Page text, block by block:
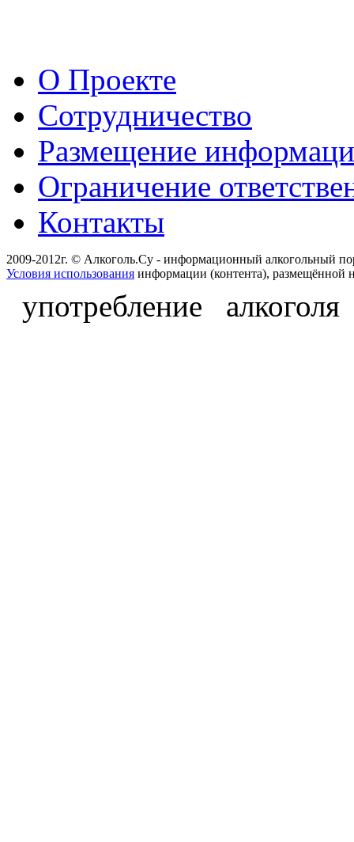
О Проекте
Сотрудничество
Размещение
Ограничение
Контакты
2009-2012г. © Алкоголь.Су - информационный алкогольный
Условия использования информации (контента), размещённой
употребление